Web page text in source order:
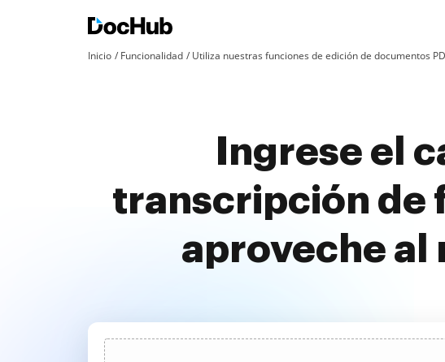
Inicio Funcionalidad Utiliza nuestras funciones de edición de documentos
Ingrese el
transcripción de
aproveche al